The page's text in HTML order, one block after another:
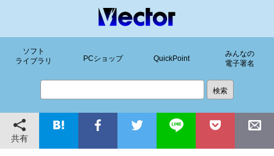
ソフト
ライブラリ
PCショップ QuickPoint
みんなの
電子署名
共有